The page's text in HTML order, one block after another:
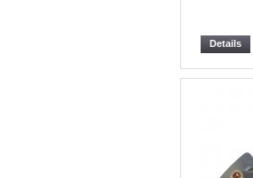
Details